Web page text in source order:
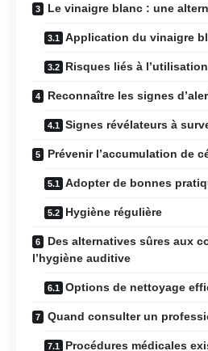
Le vinaigre blanc : une
Application du vinaigre
Risques liés à
Reconnaître les signes
Signes révélateurs à
Prévenir l’accumulation de
Adopter de bonnes
Hygiène régulière
Des alternatives sûres aux
l’hygiène auditive
Options de nettoyage
Quand consulter un
Procédures médicales